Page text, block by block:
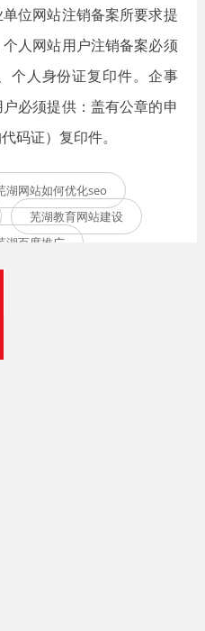
位网站注销备案所要求提
人网站用户注销备案必须
个人身份证复印件。企事
必须提供：盖有公章的申
码证）复印件。
湖网站如何优化seo
芜湖教育网站建设
湖百度推广